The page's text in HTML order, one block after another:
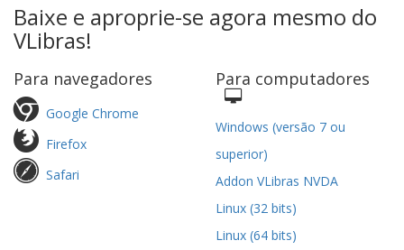
Baixe e aproprie-se agora mesmo do
VLibras!
Para navegadores
Google Chrome
Firefox
Safari
Para computadores
Windows (versão 7 ou
superior)
Addon VLibras NVDA
Linux (32 bits)
Linux (64 bits)